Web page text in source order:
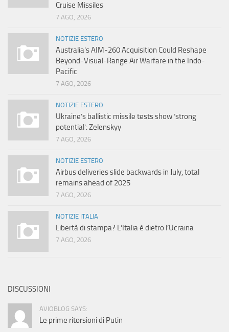
Cruise Missiles
7 AGO, 2026
NOTIZIE ESTERO
Australia’s AIM-260 Acquisition Could Reshape
Beyond-Visual-Range Air Warfare in the Indo-
Pacific
7 AGO, 2026
NOTIZIE ESTERO
Ukraine’s ballistic missile tests show ‘strong
potential’: Zelenskyy
7 AGO, 2026
NOTIZIE ESTERO
Airbus deliveries slide backwards in July, total
remains ahead of 2025
7 AGO, 2026
NOTIZIE ITALIA
Libertà di stampa? L’Italia è dietro l’Ucraina
7 AGO, 2026
DISCUSSIONI
AVIOBLOG SAYS:
Le prime ritorsioni di Putin